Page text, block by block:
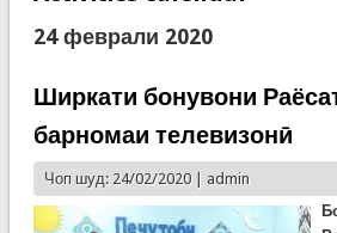
24 феврали 2020
Ширкати бонувони
барномаи телевизонӣ
Чоп шуд: 24/02/2020 | admin